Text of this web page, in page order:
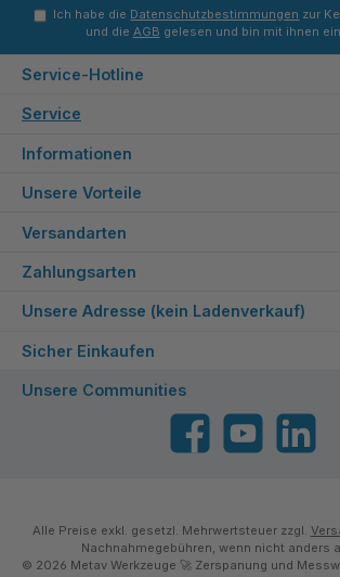
Ich habe die Datenschutzbestimmungen zur
und die AGB gelesen und bin mit ihnen
Service-Hotline
Service
Informationen
Unsere Vorteile
Versandarten
Zahlungsarten
Unsere Adresse (kein Ladenverkauf)
Sicher Einkaufen
Unsere Communities
FacebookYouTube
Alle Preise exkl. gesetzl. Mehrwertsteuer zzgl.
Nachnahmegebühren, wenn nicht anders
© 2026 Metav Werkzeuge 🚀 Zerspanung und